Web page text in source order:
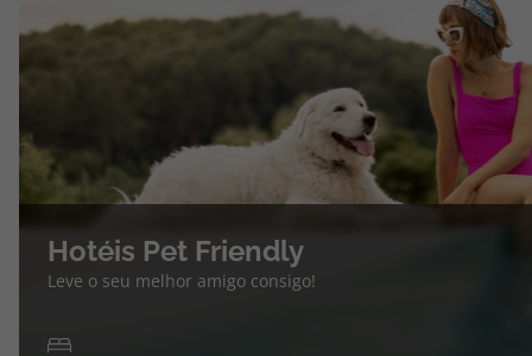
Hotéis Pet Friendly
Leve o seu melhor amigo consigo!